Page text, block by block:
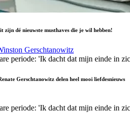
dé nieuwste musthaves die je wil hebben!
Gerschtanowitz
Gerschtanowitz delen heel mooi liefdesnieuws